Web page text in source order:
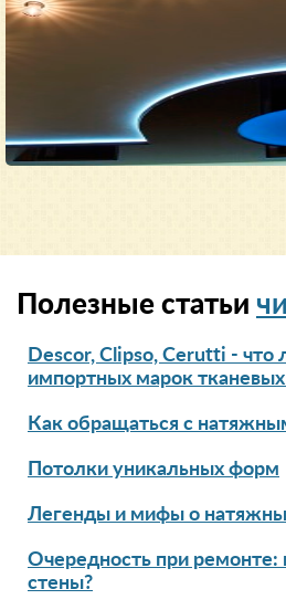
Полезные статьи
Descor, Clipso, Cerutti - что
импортных марок
Как обращаться с
Потолки уникальных форм
Легенды и мифы о
Очередность при ремонте:
стены?